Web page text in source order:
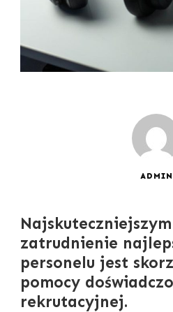
ADMIN
zatrudnienie
personelu jest
pomocy
rekrutacyjnej.